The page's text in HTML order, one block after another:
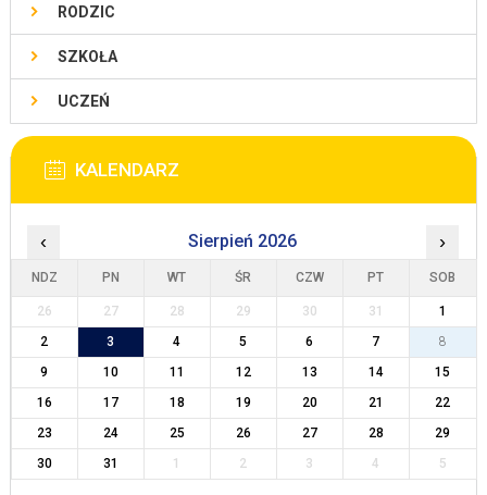
RODZIC
SZKOŁA
UCZEŃ
KALENDARZ
‹ Sierpień 2026 ›
NDZ PN WT ŚR CZW PT SOB
26 27 28 29 30 31
1
2
3 4 5 6 7
8
9
10 11 12 13 14
15
16
17 18 19 20 21
22
23
24 25 26 27 28
29
30
31 1 2 3 4 5